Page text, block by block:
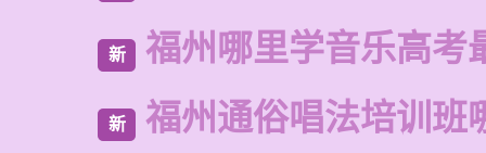
新 福州哪里学音乐高考
新 福州通俗唱法培训班